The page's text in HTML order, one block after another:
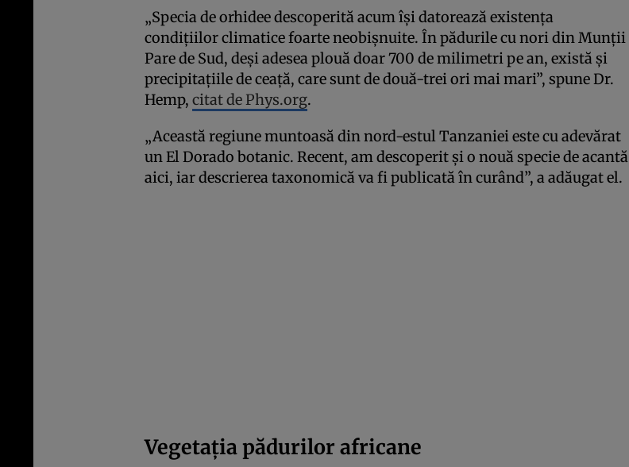
„Specia de orhidee descoperită acum își datorează existența
condițiilor climatice foarte neobișnuite. În pădurile cu nori din Munții
Pare de Sud, deși adesea plouă doar 700 de milimetri pe an, există și
precipitațiile de ceață, care sunt de două-trei ori mai mari”, spune Dr.
Hemp, citat de Phys.org.
„Această regiune muntoasă din nord-estul Tanzaniei este cu adevărat
un El Dorado botanic. Recent, am descoperit și o nouă specie de acantă
aici, iar descrierea taxonomică va fi publicată în curând”, a adăugat el.
Vegetația pădurilor africane